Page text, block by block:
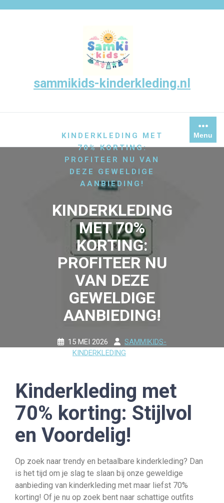
sammikids-kinderkleding.nl
Menu
KINDERKLEDING MET
70% KORTING:
PROFITEER NU VAN
DEZE GEWELDIGE
AANBIEDING!
KINDERKLEDING
MET 70%
KORTING:
PROFITEER NU
VAN DEZE
GEWELDIGE
AANBIEDING!
15 MEI 2026
SAMMIKIDS-
KINDERKLEDING
Kinderkleding met
70% korting: Stijlvol
en Voordelig!
Op zoek naar trendy en betaalbare kinderkleding? Dan
is het tijd om je slag te slaan bij onze geweldige
aanbieding van kinderkleding met maar liefst 70%
korting! Of je nu op zoek bent naar schattige outfits